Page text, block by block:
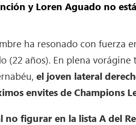
y Loren Aguado no
ha resonado con fuerza
(22 años). En plena
el joven lateral
envites de Champions
no figurar en la lista A del